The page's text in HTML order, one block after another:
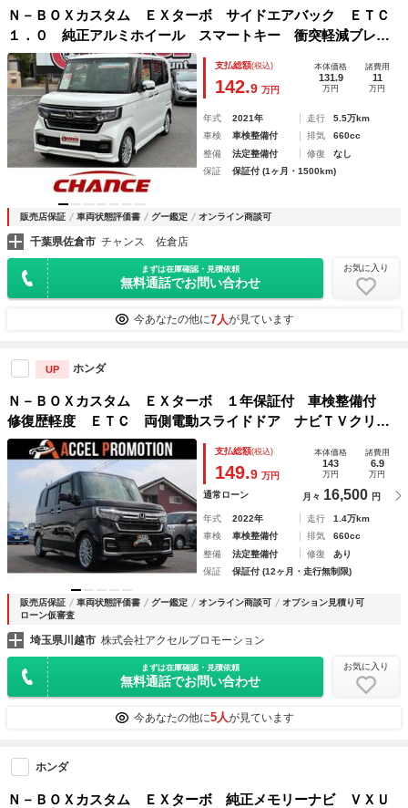
Ｎ－ＢＯＸカスタム ＥＸターボ サイドエアバック ＥＴＣ
１．０ 純正アルミホイール スマートキー 衝突軽減ブレー
キ クルーズコントロール ＬＥＤ オートライト フォグラ
ンプ ターボ シートヒーター ＬＲ 純正ナビ フルセグ
Ｂカメラ
支払総額(税込)
142.9 万円
本体価格
131.9
万円
諸費用
11
万円
年式 2021年 走行
5.5万km
車検
車検整備付 排気
660cc
整備
法定整備付 修復
なし
保証
保証付 (1ヶ月・1500km)
販売店保証 車両状態評価書 グー鑑定 オンライン商談可
千葉県佐倉市 チャンス 佐倉店
まずは在庫確認・見積依頼
無料通話でお問い合わせ
お気に入り
今あなたの他に7人が見ています
UP ホンダ
Ｎ－ＢＯＸカスタム ＥＸターボ １年保証付 車検整備付
修復歴軽度 ＥＴＣ 両側電動スライドドア ナビＴＶクリア
ランスソナー オートクルーズコントロール レーンアシス
ト 衝突軽減システム オートライト ＬＥＤヘッドランプ
スマートキ
支払総額(税込)
149.9 万円
本体価格
143
万円
諸費用
6.9
万円
通常ローン 月々 16,500 円
年式 2022年 走行
1.4万km
車検
車検整備付 排気
660cc
整備
法定整備付 修復
あり
保証
保証付 (12ヶ月・走行無制限)
販売店保証 車両状態評価書 グー鑑定 オンライン商談可
オプション見積り可
ローン仮審査
埼玉県川越市 株式会社アクセルプロモーション
まずは在庫確認・見積依頼
無料通話でお問い合わせ
お気に入り
今あなたの他に5人が見ています
ホンダ
Ｎ－ＢＯＸカスタム ＥＸターボ 純正メモリーナビ ＶＸＵ